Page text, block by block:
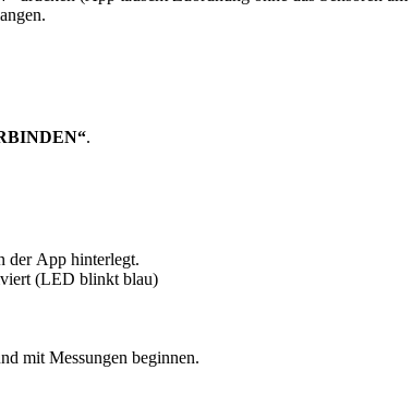
.
der App hinterlegt.
(LED blinkt blau)
mit Messungen beginnen.